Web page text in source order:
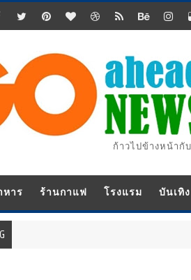
ก้าวไปข้างหน้ากับ
หาร ร้านกาแฟ โรงแรม บันเทิง